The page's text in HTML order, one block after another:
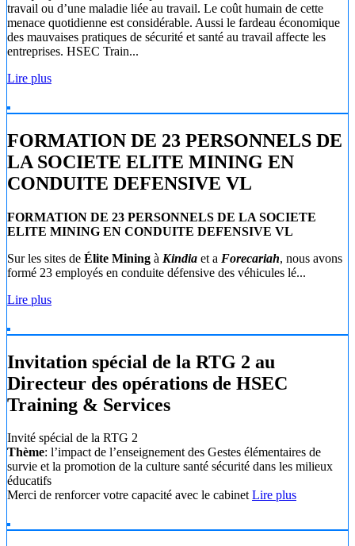
travail ou d’une maladie liée au travail. Le coût humain de cette
menace quotidienne est considérable. Aussi le fardeau économique
des mauvaises pratiques de sécurité et santé au travail affecte les
entreprises. HSEC Train...
Lire plus
FORMATION DE 23 PERSONNELS DE
LA SOCIETE ELITE MINING EN
CONDUITE DEFENSIVE VL
FORMATION DE 23 PERSONNELS DE LA SOCIETE
ELITE MINING EN CONDUITE DEFENSIVE VL
Sur les sites de Élite Mining à Kindia et a Forecariah, nous avons
formé 23 employés en conduite défensive des véhicules lé...
Lire plus
Invitation spécial de la RTG 2 au
Directeur des opérations de HSEC
Training & Services
Invité spécial de la RTG 2
Thème: l’impact de l’enseignement des Gestes élémentaires de
survie et la promotion de la culture santé sécurité dans les milieux
éducatifs
Merci de renforcer votre capacité avec le cabinetLire plus